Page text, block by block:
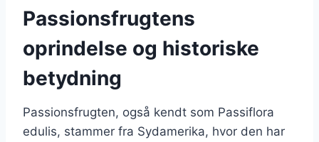
Passionsfrugtens
oprindelse og historiske
betydning
Passionsfrugten, også kendt som Passiflora
edulis, stammer fra Sydamerika, hvor den har